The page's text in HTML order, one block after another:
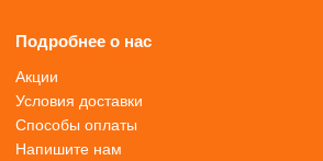
Подробнее о нас
Акции
Условия доставки
Способы оплаты
Напишите нам